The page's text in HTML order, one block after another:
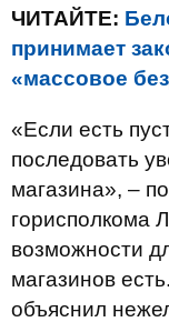
ЧИТАЙТЕ:
принимает
«массовое
«Если есть
последовать
магазина», –
горисполкома
возможности
магазинов
объяснил